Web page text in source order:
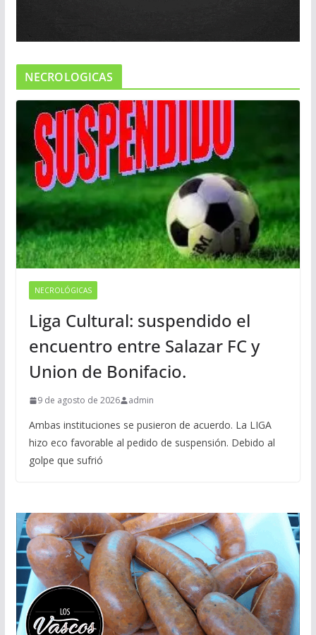
NECROLOGICAS
NECROLÓGICAS
Liga Cultural: suspendido el
encuentro entre Salazar FC y
Union de Bonifacio.
9 de agosto de 2026 admin
Ambas instituciones se pusieron de acuerdo. La LIGA
hizo eco favorable al pedido de suspensión. Debido al
golpe que sufrió